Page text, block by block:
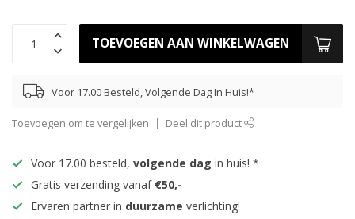
TOEVOEGEN AAN WINKELWAGEN
Voor 17.00 Besteld, Volgende Dag In Huis!*
Toevoegen om te vergelijken Deel dit product
Voor 17.00 besteld, volgende dag in huis! *
Gratis verzending vanaf €50,-
Ervaren partner in duurzame verlichting!